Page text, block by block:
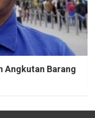
Angkutan Barang